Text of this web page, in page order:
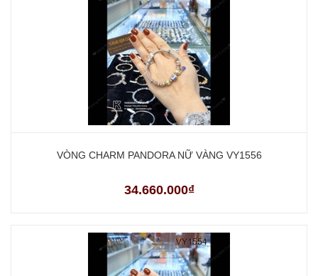
VÒNG CHARM PANDORA NỮ VÀNG VY1556
34.660.000₫